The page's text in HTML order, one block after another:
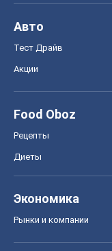
Авто
Тест Драйв
Акции
Food Oboz
Рецепты
Диеты
Экономика
Рынки и компании